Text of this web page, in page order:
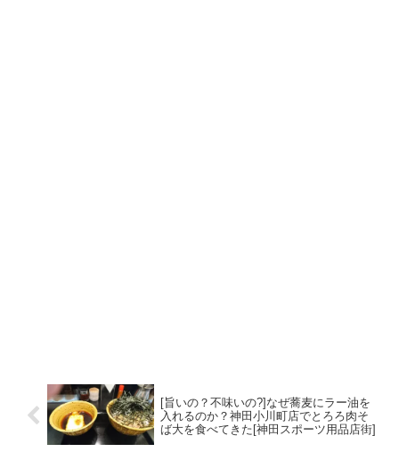
[旨いの？不味いの?]なぜ蕎麦にラー油を
入れるのか？神田小川町店でとろろ肉そ
ば大を食べてきた[神田スポーツ用品店街]